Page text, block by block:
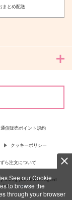
our Cookie
to browse the
through your browser
まとめ配送
通信販売ポイント規約
クッキーポリシー
ら注文について
using purchases agent
…more